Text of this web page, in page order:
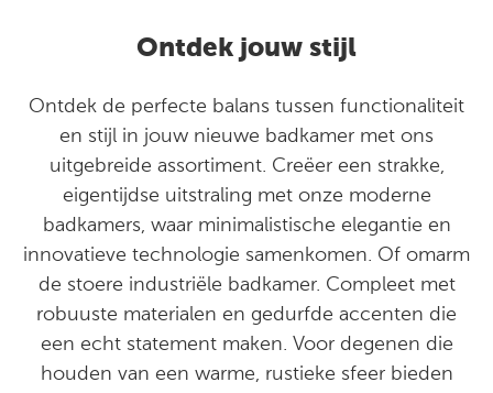
Ontdek jouw stijl
Ontdek de perfecte balans tussen functionaliteit
en stijl in jouw nieuwe badkamer met ons
uitgebreide assortiment. Creëer een strakke,
eigentijdse uitstraling met onze moderne
badkamers, waar minimalistische elegantie en
innovatieve technologie samenkomen. Of omarm
de stoere industriële badkamer. Compleet met
robuuste materialen en gedurfde accenten die
een echt statement maken. Voor degenen die
houden van een warme, rustieke sfeer bieden